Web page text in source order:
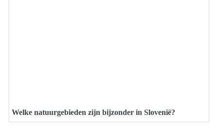
Welke natuurgebieden zijn bijzonder in Slovenië?